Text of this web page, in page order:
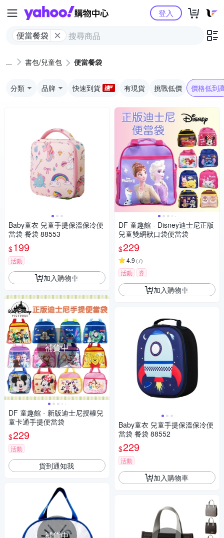
Yahoo購物中心
便當餐袋
登入
書包/兒童包 便當餐袋
分類 品牌 快速到貨 有現貨 挑戰低價 價格低到
Baby童衣 兒童手提保溫保冷便
當袋 餐袋 88553
$199
活動
加入購物車
補貨中
DF 童趣館 - 新版迪士尼授權兒
童卡通手提便當袋
$229
活動
貨到通知我
補貨中
DF 童趣館 - Disney迪士尼正版
兒童雙網狀口袋便當袋
$229
4.9 (7)
活動 券
加入購物車
Baby童衣 兒童手提保溫保冷便
當袋 餐袋 88552
$229
活動
加入購物車